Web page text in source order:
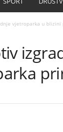
vjetroparka u blizini